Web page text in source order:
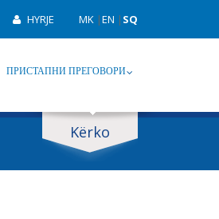
HYRJE MK |EN | SQ
ПРИСТАПНИ ПРЕГОВОРИ
Kërko